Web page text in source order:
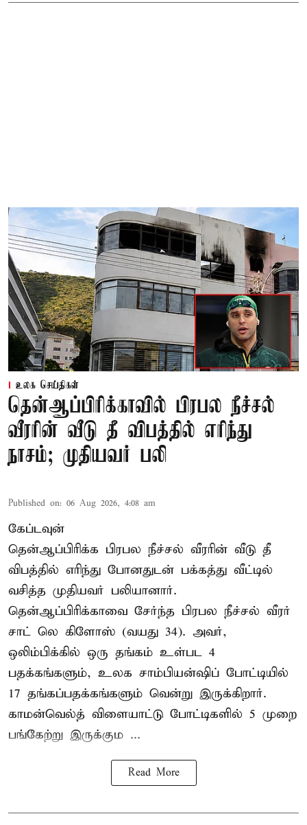
உலக செய்திகள்
தென்ஆப்பிரிக்காவில் பிரபல நீச்சல்
வீரரின் வீடு தீ விபத்தில் எரிந்து
நாசம்; முதியவர் பலி
Published on: 06 Aug 2026, 4:08 am
கேப்டவுன்
தென்ஆப்பிரிக்க பிரபல நீச்சல் வீரரின் வீடு தீ
விபத்தில் எரிந்து போனதுடன் பக்கத்து வீட்டில்
வசித்த முதியவர் பலியானார்.
தென்ஆப்பிரிக்காவை சேர்ந்த பிரபல நீச்சல் வீரர்
சாட் லெ கிளோஸ் (வயது 34). அவர்,
ஒலிம்பிக்கில் ஒரு தங்கம் உள்பட 4
பதக்கங்களும், உலக சாம்பியன்ஷிப் போட்டியில்
17 தங்கப்பதக்கங்களும் வென்று இருக்கிறார்.
காமன்வெல்த் விளையாட்டு போட்டிகளில் 5 முறை
பங்கேற்று இருக்கும ...
Read More